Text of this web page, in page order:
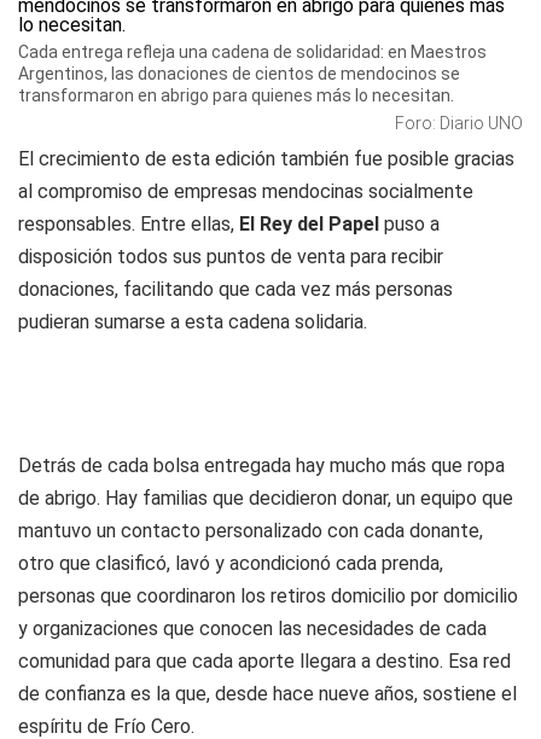
Cada entrega refleja una cadena de solidaridad: en Maestros
Argentinos, las donaciones de cientos de mendocinos se
transformaron en abrigo para quienes más lo necesitan.
Foro: Diario UNO
El crecimiento de esta edición también fue posible gracias
al compromiso de empresas mendocinas socialmente
responsables. Entre ellas, El Rey del Papel puso a
disposición todos sus puntos de venta para recibir
donaciones, facilitando que cada vez más personas
pudieran sumarse a esta cadena solidaria.
Detrás de cada bolsa entregada hay mucho más que ropa
de abrigo. Hay familias que decidieron donar, un equipo que
mantuvo un contacto personalizado con cada donante,
otro que clasificó, lavó y acondicionó cada prenda,
personas que coordinaron los retiros domicilio por domicilio
y organizaciones que conocen las necesidades de cada
comunidad para que cada aporte llegara a destino. Esa red
de confianza es la que, desde hace nueve años, sostiene el
espíritu de Frío Cero.